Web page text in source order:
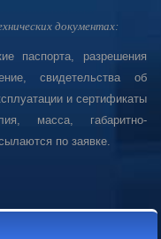
документах:
паспорта, разрешения
свидетельства об
и сертификаты
масса, габаритно-
по заявке.